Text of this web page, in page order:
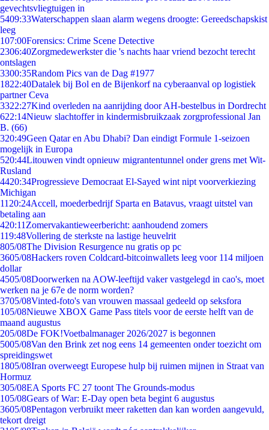
gevechtsvliegtuigen in
5409:33Waterschappen slaan alarm wegens droogte: Gereedschapskist
leeg
107:00Forensics: Crime Scene Detective
2306:40Zorgmedewerkster die 's nachts haar vriend bezocht terecht
ontslagen
3300:35Random Pics van de Dag #1977
1822:40Datalek bij Bol en de Bijenkorf na cyberaanval op logistiek
partner Ceva
3322:27Kind overleden na aanrijding door AH-bestelbus in Dordrecht
622:14Nieuw slachtoffer in kindermisbruikzaak zorgprofessional Jan
B. (66)
320:49Geen Qatar en Abu Dhabi? Dan eindigt Formule 1-seizoen
mogelijk in Europa
520:44Litouwen vindt opnieuw migrantentunnel onder grens met Wit-
Rusland
4420:34Progressieve Democraat El-Sayed wint nipt voorverkiezing
Michigan
11 20:24Accell, moederbedrijf Sparta en Batavus, vraagt uitstel van
betaling aan
420:11 Zomervakantieweerbericht: aanhoudend zomers
119:48Vollering de sterkste na lastige heuvelrit
805/08The Division Resurgence nu gratis op pc
3605/08Hackers roven Coldcard-bitcoinwallets leeg voor 114 miljoen
dollar
4505/08Doorwerken na AOW-leeftijd vaker vastgelegd in cao's, moet
werken na je 67e de norm worden?
3705/08Vinted-foto's van vrouwen massaal gedeeld op seksfora
105/08Nieuwe XBOX Game Pass titels voor de eerste helft van de
maand augustus
205/08De FOK!Voetbalmanager 2026/2027 is begonnen
5005/08Van den Brink zet nog eens 14 gemeenten onder toezicht om
spreidingswet
1805/08Iran overweegt Europese hulp bij ruimen mijnen in Straat van
Hormuz
305/08EA Sports FC 27 toont The Grounds-modus
105/08Gears of War: E-Day open beta begint 6 augustus
3605/08Pentagon verbruikt meer raketten dan kan worden aangevuld,
tekort dreigt